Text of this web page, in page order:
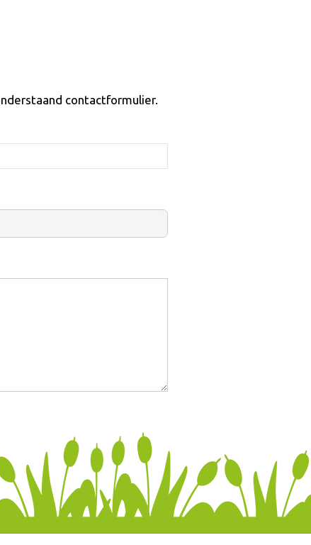
contactformulier.